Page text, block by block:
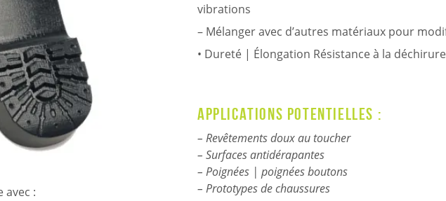
avec :
vibrations
– Mélanger avec d’autres matériaux pour
• Dureté | Élongation Résistance à la déchirure
Applications potentielles :
– Revêtements doux au toucher
– Surfaces antidérapantes
– Poignées | poignées boutons
– Prototypes de chaussures